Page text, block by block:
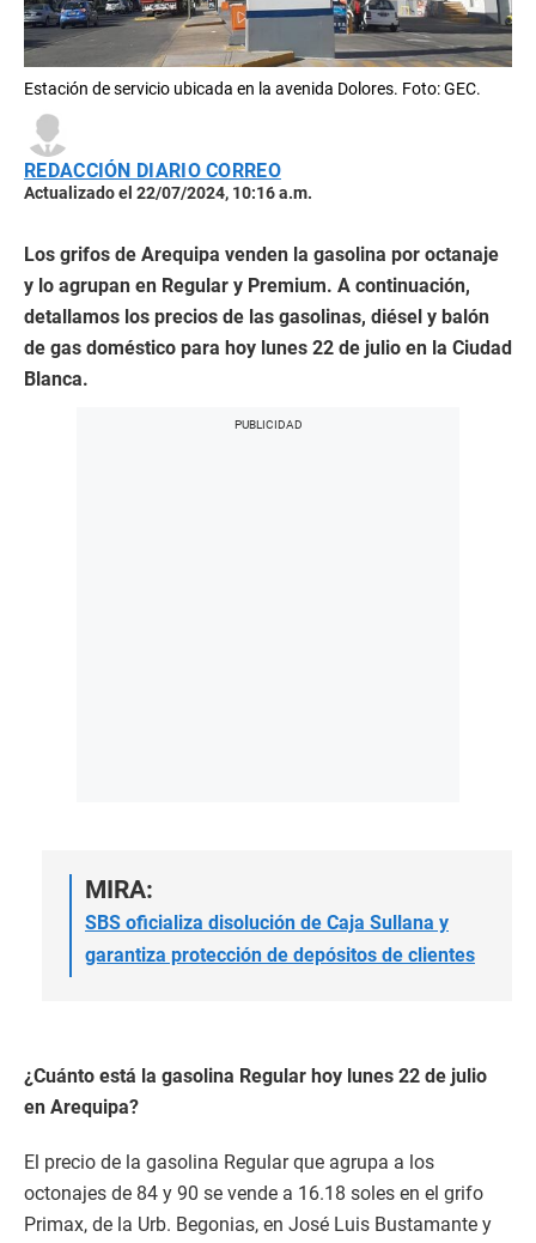
Estación de servicio ubicada en la avenida Dolores. Foto: GEC.
REDACCIÓN DIARIO CORREO
Actualizado el 22/07/2024, 10:16 a.m.
Los grifos de Arequipa venden la gasolina por octanaje
y lo agrupan en Regular y Premium. A continuación,
detallamos los precios de las gasolinas, diésel y balón
de gas doméstico para hoy lunes 22 de julio en la Ciudad
Blanca.
MIRA:
SBS oficializa disolución de Caja Sullana y
garantiza protección de depósitos de clientes
¿Cuánto está la gasolina Regular hoy lunes 22 de julio
en Arequipa?
El precio de la gasolina Regular que agrupa a los
octonajes de 84 y 90 se vende a 16.18 soles en el grifo
Primax, de la Urb. Begonias, en José Luis Bustamante y